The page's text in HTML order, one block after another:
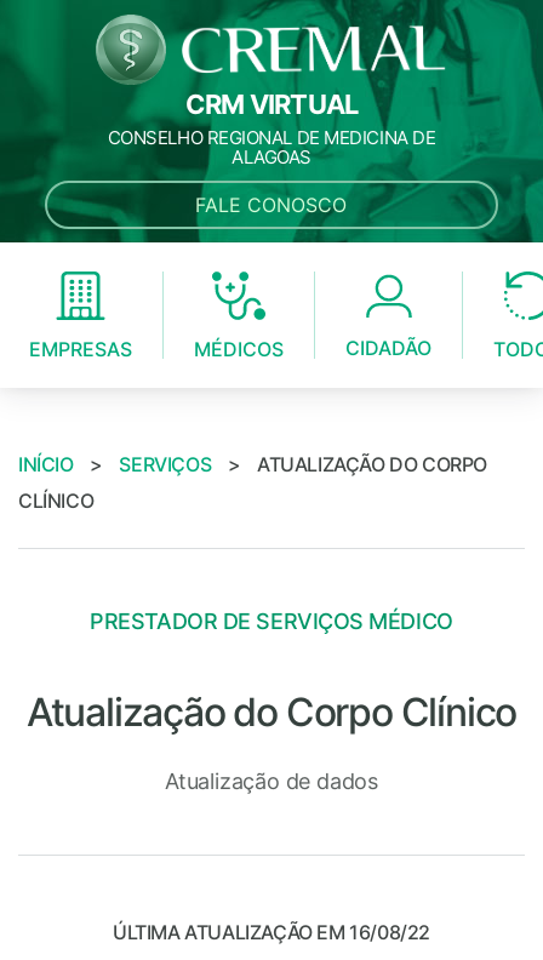
CRM VIRTUAL
CONSELHO REGIONAL DE MEDICINA DE
ALAGOAS
FALE CONOSCO
EMPRESAS MÉDICOS CIDADÃO
INÍCIO > SERVIÇOS >
ATUALIZAÇÃO DO CORPO
CLÍNICO
PRESTADOR DE SERVIÇOS MÉDICO
Atualização do Corpo Clínico
Atualização de dados
ÚLTIMA ATUALIZAÇÃO EM 16/08/22